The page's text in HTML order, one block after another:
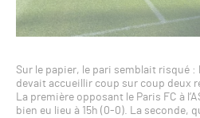
Sur le papier, le pari semblait risqué :
devait accueillir coup sur coup deux
La première opposant le Paris FC à
bien eu lieu à 15h (0-0). La seconde,